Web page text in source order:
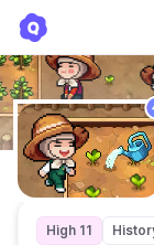
High 11